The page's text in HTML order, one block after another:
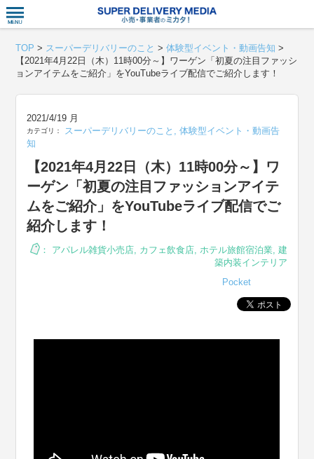
TOP > スーパーデリバリーのこと >体験型イベント・動画告知 >
【2021年4月22日（木）11時00分～】ワーゲン「初夏の注目ファッシ
ョンアイテムをご紹介」をYouTubeライブ配信でご紹介します！
2021/4/19 月
カテゴリ： スーパーデリバリーのこと ,体験型イベント・動画告
知
【2021年4月22日（木）11時00分～】ワ
ーゲン「初夏の注目ファッションアイテ
ムをご紹介」をYouTubeライブ配信でご
紹介します！
： アパレル雑貨小売店, カフェ飲食店, ホテル旅館宿泊業, 建
築内装インテリア
Pocket